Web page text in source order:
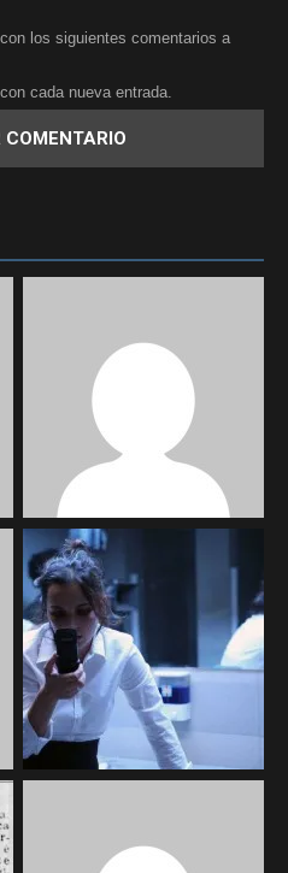
los siguientes comentarios a
cada nueva entrada.